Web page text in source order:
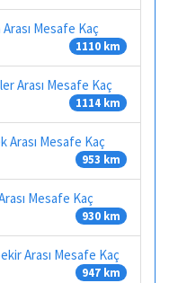
Mesafe Kaç
1110 km
Arası Mesafe Kaç
1114 km
Arası Mesafe Kaç
953 km
Mesafe Kaç
930 km
Arası Mesafe Kaç
947 km